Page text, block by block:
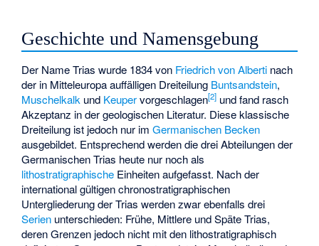
Geschichte und Namensgebung
Der Name Trias wurde 1834 von Friedrich von Alberti nach
der in Mitteleuropa auffälligen Dreiteilung Buntsandstein,
Muschelkalk und Keupervorgeschlagen[2] und fand rasch
Akzeptanz in der geologischen Literatur. Diese klassische
Dreiteilung ist jedoch nur imGermanischen Becken
ausgebildet. Entsprechend werden die drei Abteilungen der
Germanischen Trias heute nur noch als
lithostratigraphische Einheiten aufgefasst. Nach der
international gültigen chronostratigraphischen
Untergliederung der Trias werden zwar ebenfalls drei
Serien unterschieden: Frühe, Mittlere und Späte Trias,
deren Grenzen jedoch nicht mit den lithostratigraphisch